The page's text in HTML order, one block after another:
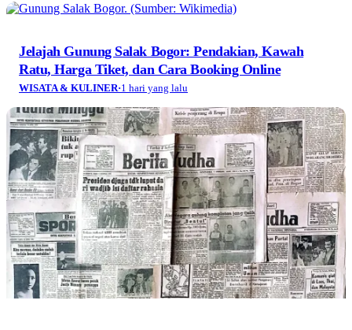
Jelajah Gunung Salak Bogor: Pendakian, Kawah
Ratu, Harga Tiket, dan Cara Booking Online
WISATA & KULINER·1 hari yang lalu